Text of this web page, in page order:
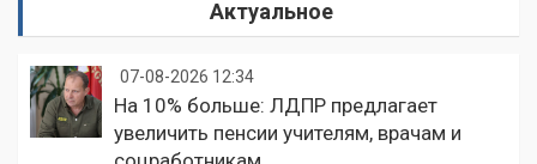
Актуальное
07-08-2026 12:34
На 10% больше: ЛДПР предлагает
увеличить пенсии учителям, врачам и